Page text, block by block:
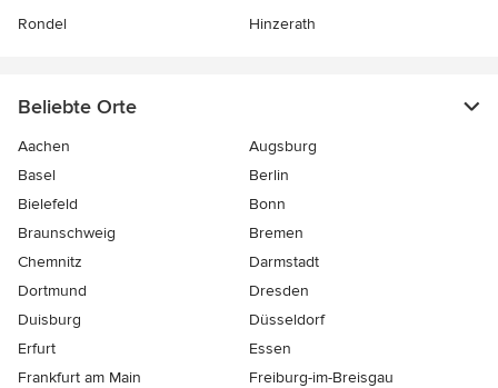
Rondel
Hinzerath
Beliebte Orte
Aachen
Augsburg
Basel
Berlin
Bielefeld
Bonn
Braunschweig
Bremen
Chemnitz
Darmstadt
Dortmund
Dresden
Duisburg
Düsseldorf
Erfurt
Essen
Frankfurt am Main
Freiburg-im-Breisgau